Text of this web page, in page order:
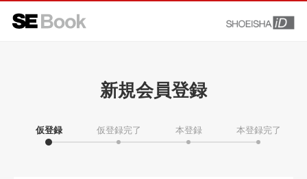
新規会員登録
仮登録 仮登録完了 本登録 本登録完了